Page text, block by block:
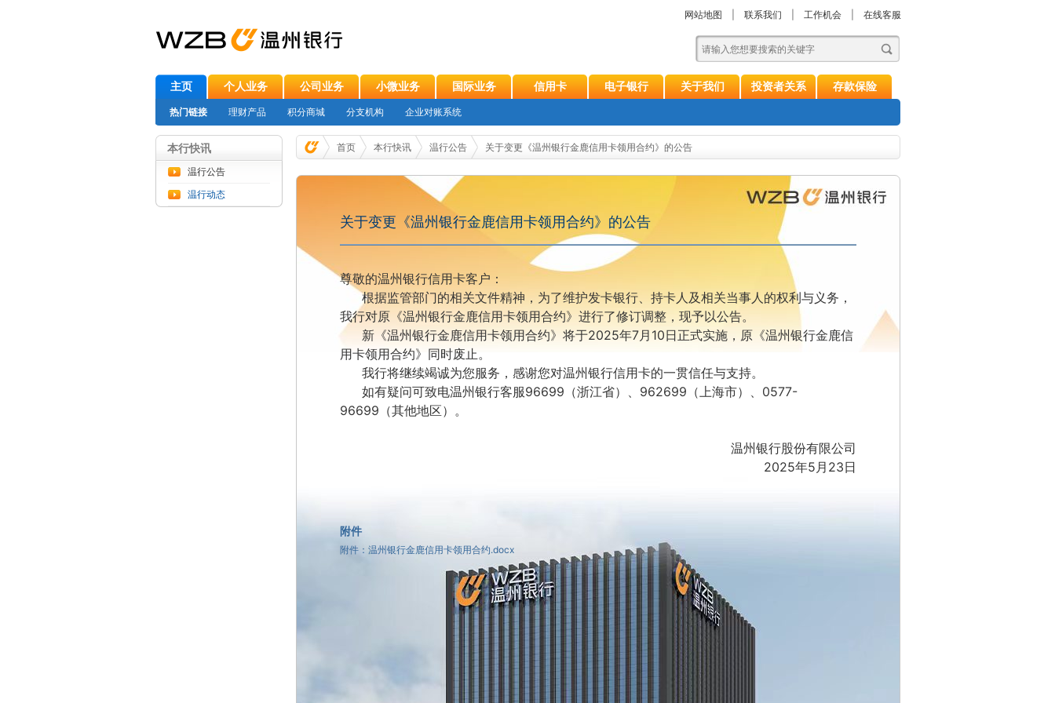
网站地图 联系我们 工作机会 在线客服
主页 个人业务 公司业务 小微业务 国际业务 信用卡 电子银行 关于我们 投资者关系 存款保险
热门链接 理财产品 积分商城 分支机构 企业对账系统
本行快讯
温行公告
温行动态
首页 本行快讯 温行公告 关于变更《温州银行金鹿信用卡领用合约》的公告
关于变更《温州银行金鹿信用卡领用合约》的公告
尊敬的温州银行信用卡客户：
根据监管部门的相关文件精神，为了维护发卡银行、持卡人及相关当事人的权利与义务，
我行对原《温州银行金鹿信用卡领用合约》进行了修订调整，现予以公告。
新《温州银行金鹿信用卡领用合约》将于2025年7月10日正式实施，原《温州银行金鹿信
用卡领用合约》同时废止。
我行将继续竭诚为您服务，感谢您对温州银行信用卡的一贯信任与支持。
如有疑问可致电温州银行客服96699（浙江省）、962699（上海市）、0577-
96699（其他地区）。
温州银行股份有限公司
2025年5月23日
附件
附件：温州银行金鹿信用卡领用合约.docx